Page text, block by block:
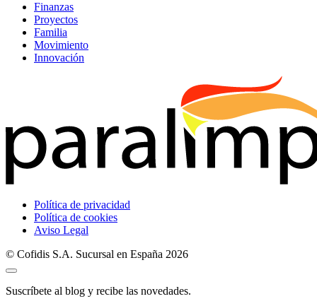
Finanzas
Proyectos
Familia
Movimiento
Innovación
Política de privacidad
Política de cookies
Aviso Legal
© Cofidis S.A. Sucursal en España 2026
Suscríbete al blog y recibe las novedades.